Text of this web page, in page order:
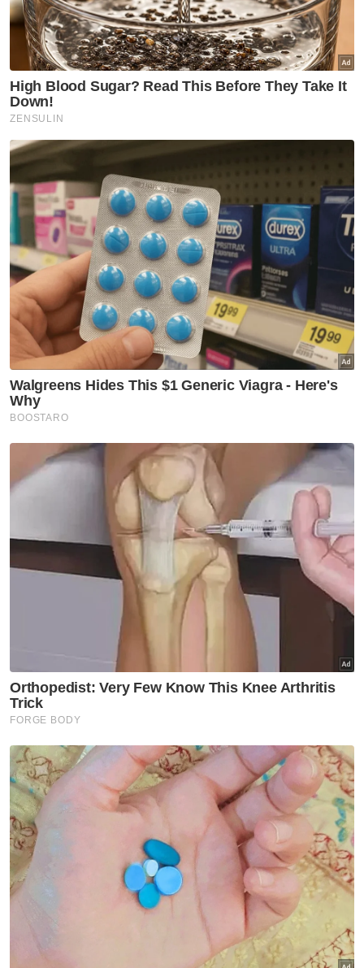
Malaysia Masters 2025
Artikel Disyorkan
Sukan
Jasa Darshan diiktiraf
Thailand
Sukan
Dua jaguh, satu impian di
Sukan Asia 2026
Sukan
Sukan Asia 2026: Eain Yow,
'Patut ada pertarungan semula'
- CEO ONE Championship